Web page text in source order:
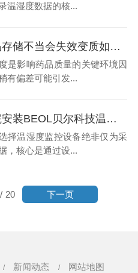
温湿度数据的核...
药品存储不当会失效变质如何确保药品在适合环境中储存?温湿度监控设备可以帮到你吗?26.3.31
是影响药品质量的关键环境因
有偏差可能引发...
医院安装BEOL贝尔科技温湿度监控的核心是什么？26.2.11
择温湿度监控设备绝非仅为采
，核心是通过设...
/ 20 下一页
新闻动态 网站地图